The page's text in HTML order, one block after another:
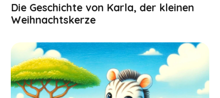
Die Geschichte von Karla, der kleinen
Weihnachts­kerze